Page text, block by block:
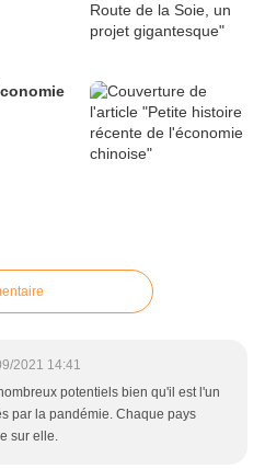
2021 14:41
potentiels bien qu'il est l'un
par la pandémie. Chaque pays
sur elle.